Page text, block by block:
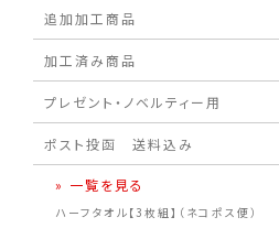
追加加工商品
加工済み商品
プレゼント・ノベルティー用
ポスト投函 送料込み
» 一覧を見る
ハーフタオル【3枚組】（ネコポス便）